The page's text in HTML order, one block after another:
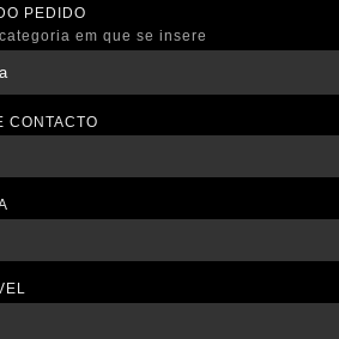
PEDIDO
em que se insere
CONTACTO